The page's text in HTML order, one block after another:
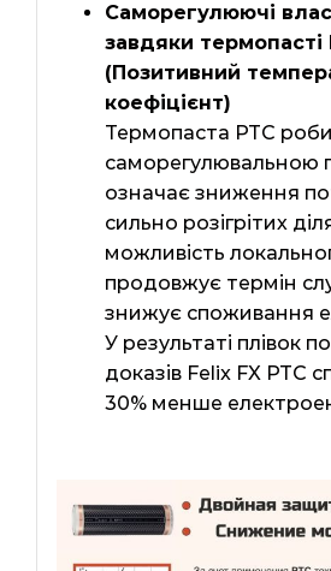
Саморегулюючі
завдяки термопасті
(Позитивний
коефіцієнт)
Термопаста PTC
саморегулювальною
означає зниження
сильно розігрітих
можливість
продовжує термін
знижує споживання
У результаті плівок
доказів Felix FX PTC
30% менше